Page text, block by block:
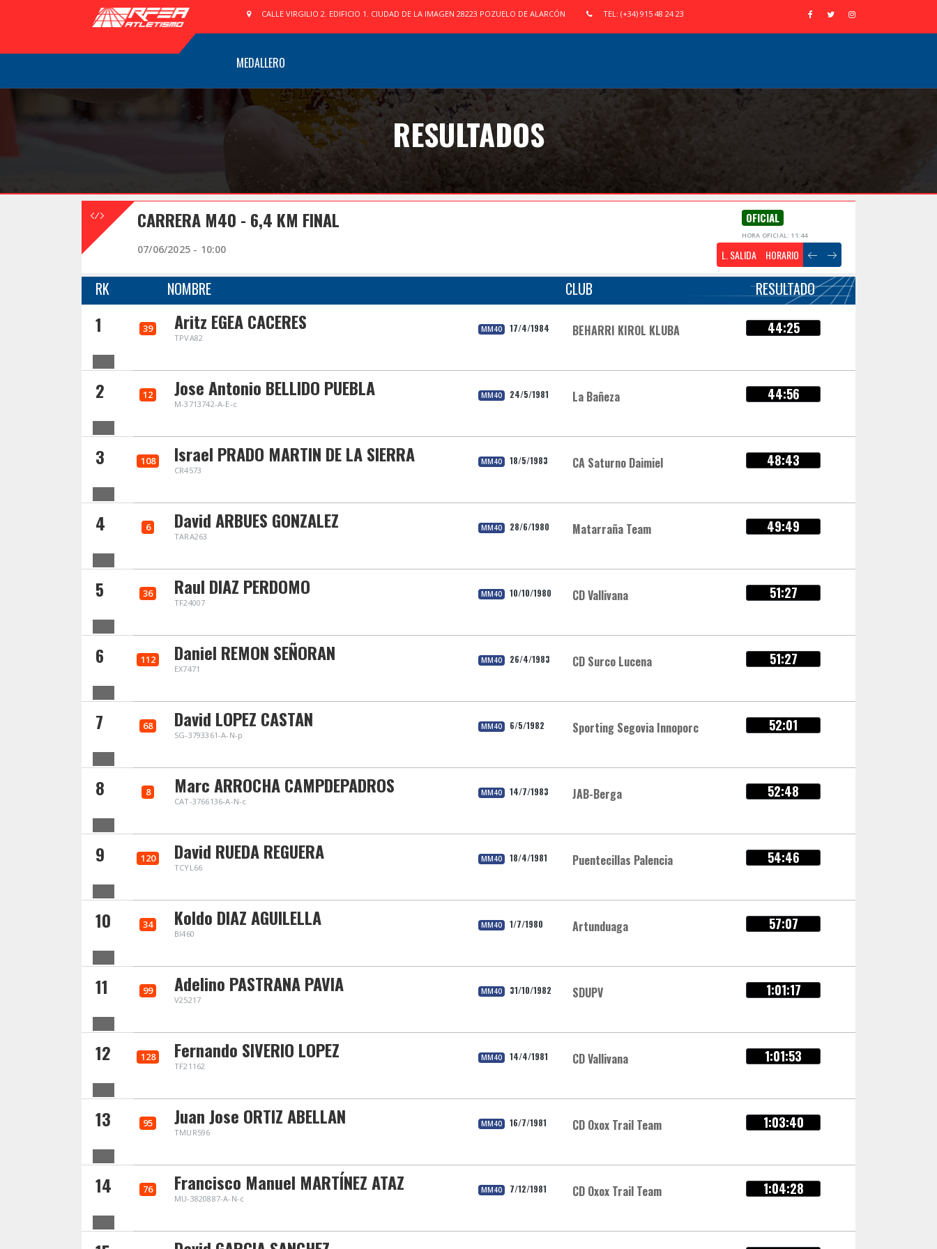
CALLE VIRGILIO 2. EDIFICIO 1. CIUDAD DE LA IMAGEN 28223 POZUELO DE ALARCÓN TEL: (+34) 915 48 24 23
MEDALLERO
RESULTADOS
CARRERA M40 - 6,4 KM FINAL OFICIAL
HORA OFICIAL: 11:44
07/06/2025 - 10:00 L. SALIDA HORARIO
RK NOMBRE CLUB RESULTADO
1 39 Aritz EGEA CACERES
TPVA82
MM40 17/4/1984 BEHARRI KIROL KLUBA 44:25
2 12 Jose Antonio BELLIDO PUEBLA
M-3713742-A-E-c
MM40 24/5/1981 La Bañeza 44:56
3 108 Israel PRADO MARTIN DE LA SIERRA
CR4573
MM40 18/5/1983 CA Saturno Daimiel 48:43
4 6 David ARBUES GONZALEZ
TARA263
MM40 28/6/1980 Matarraña Team 49:49
5 36 Raul DIAZ PERDOMO
TF24007
MM40 10/10/1980 CD Vallivana 51:27
6 112 Daniel REMON SEÑORAN
EX7471
MM40 26/4/1983 CD Surco Lucena 51:27
7 68 David LOPEZ CASTAN
SG-3793361-A-N-p
MM40 6/5/1982 Sporting Segovia Innoporc 52:01
8 8 Marc ARROCHA CAMPDEPADROS
CAT-3766136-A-N-c
MM40 14/7/1983 JAB-Berga 52:48
9 120 David RUEDA REGUERA
TCYL66
MM40 18/4/1981 Puentecillas Palencia 54:46
10 34 Koldo DIAZ AGUILELLA
BI460
MM40 1/7/1980 Artunduaga 57:07
11 99 Adelino PASTRANA PAVIA
V25217
MM40 31/10/1982 SDUPV 1:01:17
12 128 Fernando SIVERIO LOPEZ
TF21162
MM40 14/4/1981 CD Vallivana 1:01:53
13 95 Juan Jose ORTIZ ABELLAN
TMUR596
MM40 16/7/1981 CD Oxox Trail Team 1:03:40
14 76 Francisco Manuel MARTÍNEZ ATAZ
MU-3820887-A-N-c
MM40 7/12/1981 CD Oxox Trail Team 1:04:28